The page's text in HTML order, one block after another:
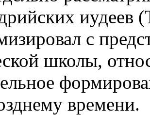
с
школы,
времени.